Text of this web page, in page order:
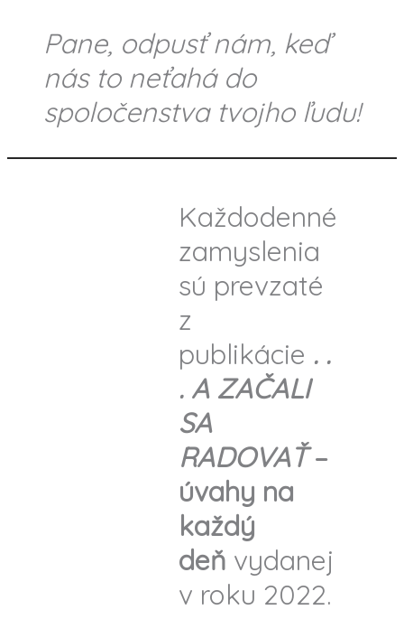
Pane, odpusť nám, keď
nás to neťahá do
spoločenstva tvojho ľudu!
Každodenné
zamyslenia
sú prevzaté
z
publikácie . .
. A ZAČALI
SA
RADOVAŤ –
úvahy na
každý
deň vydanej
v roku 2022.